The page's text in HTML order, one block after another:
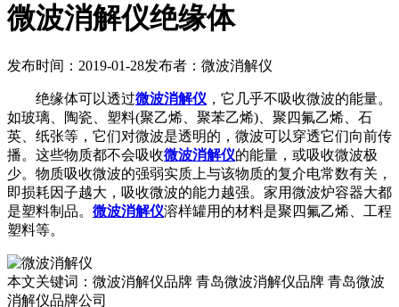
微波消解仪绝缘体
发布时间：2019-01-28发布者：微波消解仪
绝缘体可以透过微波消解仪 ，它几乎不吸收微波的能量。
如玻璃、陶瓷、塑料(聚乙烯、聚苯乙烯)、聚四氟乙烯、石
英、纸张等，它们对微波是透明的，微波可以穿透它们向前传
播。这些物质都不会吸收微波消解仪的能量，或吸收微波极
少。物质吸收微波的强弱实质上与该物质的复介电常数有关，
即损耗因子越大，吸收微波的能力越强。家用微波炉容器大都
是塑料制品。 微波消解仪溶样罐用的材料是聚四氟乙烯、工程
塑料等。
本文关键词：微波消解仪品牌 青岛微波消解仪品牌 青岛微波
消解仪品牌公司